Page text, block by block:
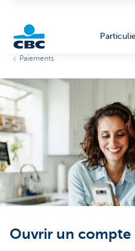
Paiements
Ouvrir un